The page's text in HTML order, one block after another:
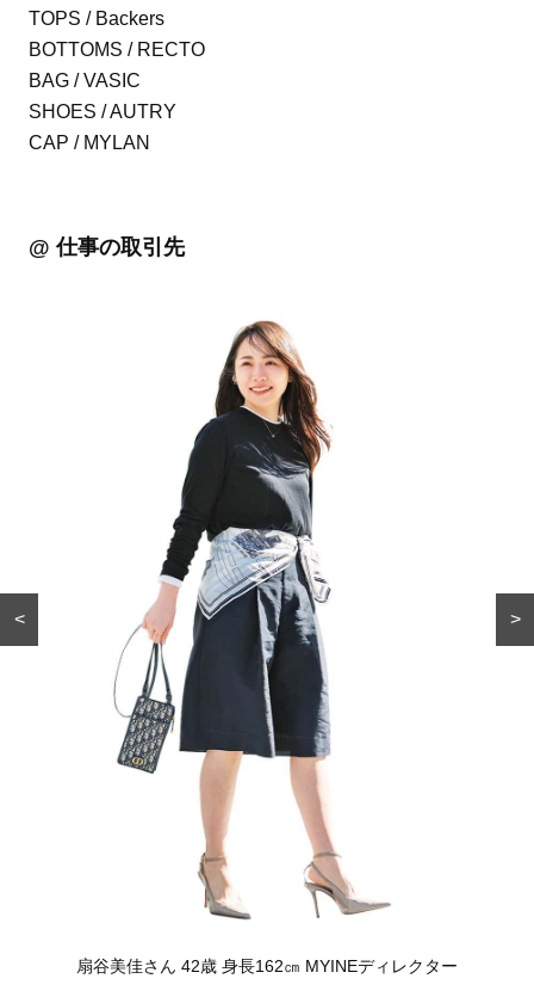
TOPS / Backers
BOTTOMS / RECTO
BAG / VASIC
SHOES / AUTRY
CAP / MYLAN
@ 仕事の取引先
<
扇谷美佳さん 42歳 身長162㎝ MYINEディレクター
>